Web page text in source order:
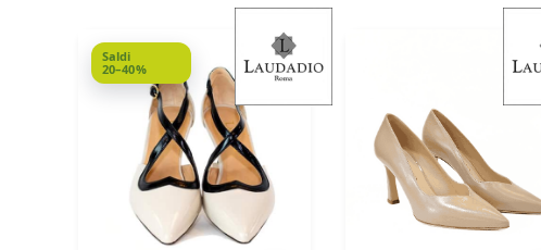
Saldi
20–40%